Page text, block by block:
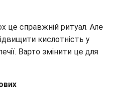
це справжній ритуал. Але
кислотність у
Варто змінити це для